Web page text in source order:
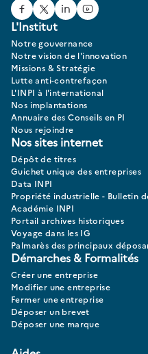
Facebook
TwitterLinked In
Youtube
L'Institut
Notre gouvernance
Notre vision de l'innovation
Missions & Stratégie
Lutte anti-contrefaçon
L'INPI à l'international
Nos implantations
Annuaire des Conseils en PI
Nous rejoindre
Nos sites internet
Dépôt de titres
Guichet unique des entreprises
Data INPI
Propriété industrielle - Bulletin
Académie INPI
Portail archives historiques
Voyage dans les IG
Palmarès des principaux
Démarches & Formalités
Créer une entreprise
Modifier une entreprise
Fermer une entreprise
Déposer un brevet
Déposer une marque